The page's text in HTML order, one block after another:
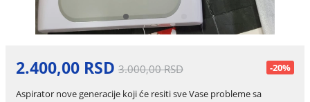
2.400,00 RSD 3.000,00 RSD -20%
Aspirator nove generacije koji će resiti sve Vase probleme sa